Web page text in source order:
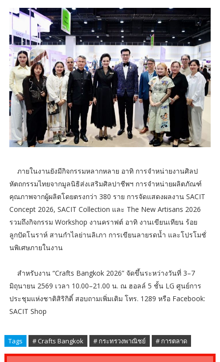
ภายในงานยังมีกิจกรรมหลากหลาย อาทิ การจำหน่ายงานศิลป
หัตถกรรมไทยจากมูลนิธิส่งเสริมศิลปาชีพฯ การจำหน่ายผลิตภัณฑ์
คุณภาพจากผู้ผลิตโดยตรงกว่า 380 ราย การจัดแสดงผลงาน SACIT
Concept 2026, SACIT Collection และ The New Artisans 2026
รวมถึงกิจกรรม Workshop งานคราฟต์ อาทิ งานเขียนเทียน ร้อย
ลูกปัดโนราห์ สานกำไลย่านลิเภา การเขียนลายรดน้ำ และโปรโมชั่
นพิเศษภายในงาน
สำหรับงาน “Crafts Bangkok 2026” จัดขึ้นระหว่างวันที่ 3–7
มิถุนายน 2569 เวลา 10.00–21.00 น. ณ ฮอลล์ 5 ชั้น LG ศูนย์การ
ประชุมแห่งชาติสิริกิติ์ สอบถามเพิ่มเติม โทร. 1289 หรือ Facebook:
SACIT Shop
Tags # Crafts Bangkok # กระทรวงพาณิชย์ # การตลาด